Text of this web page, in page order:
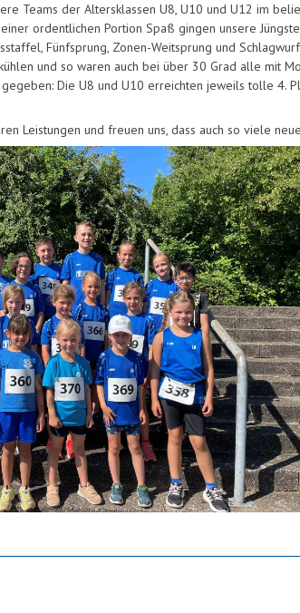
Teams der Altersklassen U8, U10 und U12 im
ordentlichen Portion Spaß gingen unsere
Fünfsprung, Zonen-Weitsprung und
und so waren auch bei über 30 Grad alle mit
Die U8 und U10 erreichten jeweils tolle 4.
Leistungen und freuen uns, dass auch so viele